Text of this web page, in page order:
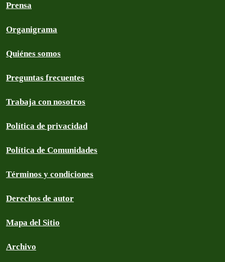
Prensa
Organigrama
Quiénes somos
Preguntas frecuentes
Trabaja con nosotros
Política de privacidad
Política de Comunidades
Términos y condiciones
Derechos de autor
Mapa del Sitio
Archivo